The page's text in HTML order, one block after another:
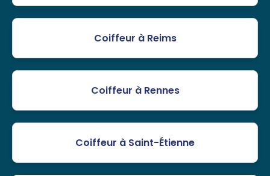
Coiffeur à Reims
Coiffeur à Rennes
Coiffeur à Saint-Étienne